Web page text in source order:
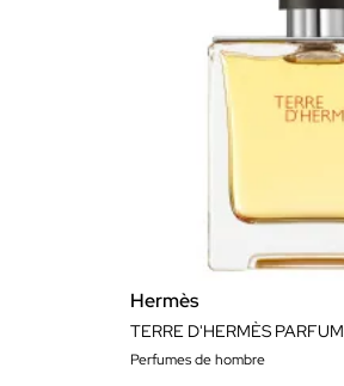
Hermès
TERRE D'HERMÈS PARFUM
Perfumes de hombre